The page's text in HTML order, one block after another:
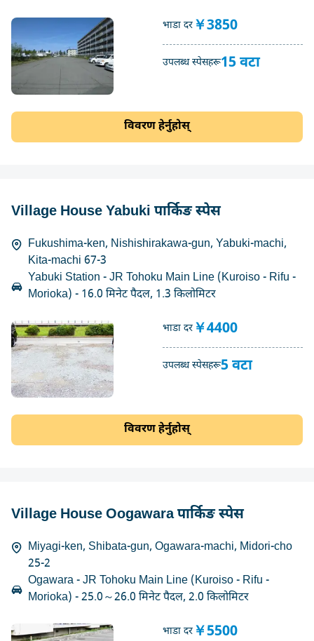
भाडा दर ￥3850
उपलब्ध स्पेसहरू15 वटा
विवरण हेर्नुहोस्
Village House Yabuki पार्किङ स्पेस
Fukushima-ken, Nishishirakawa-gun, Yabuki-machi,
Kita-machi 67-3
Yabuki Station - JR Tohoku Main Line (Kuroiso - Rifu -
Morioka) - 16.0 मिनेट पैदल, 1.3 किलोमिटर
भाडा दर ￥4400
उपलब्ध स्पेसहरू5 वटा
विवरण हेर्नुहोस्
Village House Oogawara पार्किङ स्पेस
Miyagi-ken, Shibata-gun, Ogawara-machi, Midori-cho
25-2
Ogawara - JR Tohoku Main Line (Kuroiso - Rifu -
Morioka) - 25.0～26.0 मिनेट पैदल, 2.0 किलोमिटर
भाडा दर ￥5500